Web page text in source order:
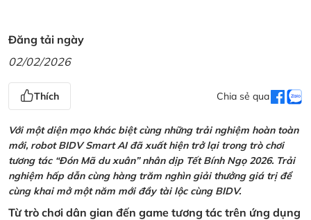
Đăng tải ngày
02/02/2026
Thích Chia sẻ qua
Với một diện mạo khác biệt cùng những trải nghiệm hoàn toàn
mới, robot BIDV Smart AI đã xuất hiện trở lại trong trò chơi
tương tác “Đón Mã du xuân” nhân dịp Tết Bính Ngọ 2026. Trải
nghiệm hấp dẫn cùng hàng trăm nghìn giải thưởng giá trị để
cùng khai mở một năm mới đầy tài lộc cùng BIDV.
Từ trò chơi dân gian đến game tương tác trên ứng dụng